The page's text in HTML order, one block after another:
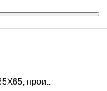
прои..